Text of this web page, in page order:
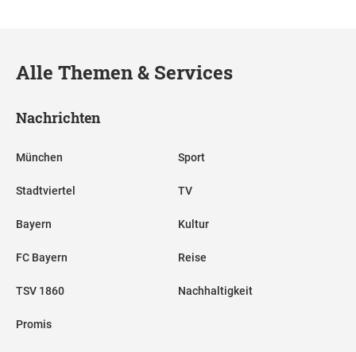
Alle Themen & Services
Nachrichten
München
Stadtviertel
Bayern
FC Bayern
TSV 1860
Promis
Sport
TV
Kultur
Reise
Nachhaltigkeit